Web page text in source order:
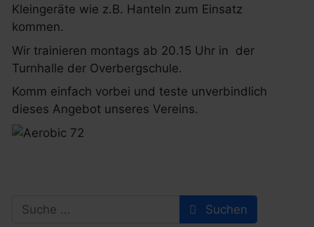
Kleingeräte wie z.B. Hanteln zum Einsatz
kommen.
Wir trainieren montags ab 20.15 Uhr in der
Turnhalle der Overbergschule.
Komm einfach vorbei und teste unverbindlich
dieses Angebot unseres Vereins.
Search Suchen